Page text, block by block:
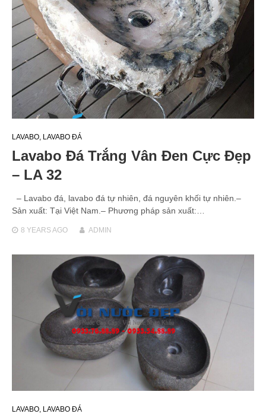
LAVABO, LAVABO ĐÁ
Lavabo Đá Trắng Vân Đen Cực Đẹp
– LA 32
– Lavabo đá, lavabo đá tự nhiên, đá nguyên khối tự nhiên.–
Sản xuất: Tại Việt Nam.– Phương pháp sản xuất:…
8 YEARSAGO ADMIN
LAVABO, LAVABO ĐÁ